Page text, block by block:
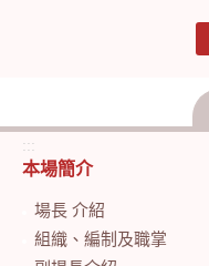
:::
本場簡介
場長 介紹
組織、編制及職掌